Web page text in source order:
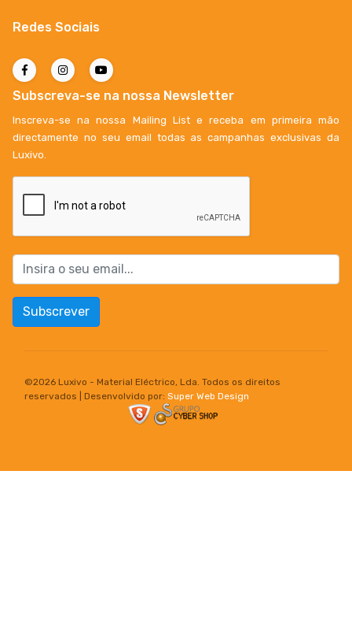
Redes Sociais
Subscreva-se na nossa Newsletter
Inscreva-se na nossa Mailing List e receba em primeira mão
directamente no seu email todas as campanhas exclusivas da
Luxivo.
Subscrever
©2026 Luxivo - Material Eléctrico, Lda. Todos os direitos
reservados | Desenvolvido por: Super Web Design